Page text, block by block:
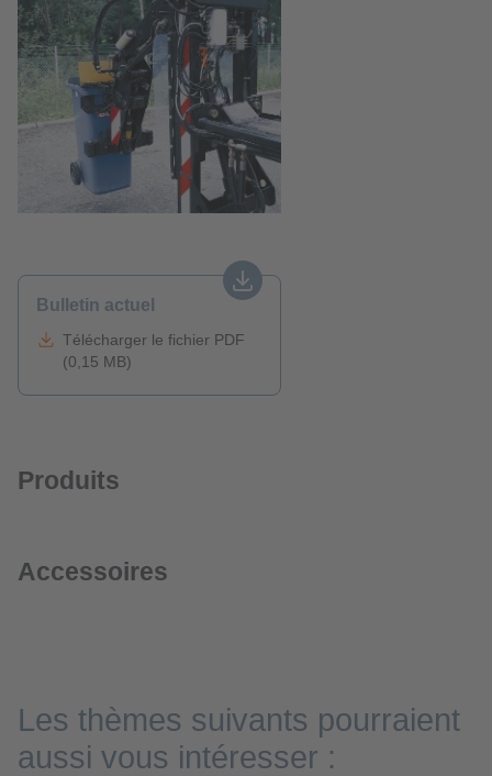
Bulletin actuel
Télécharger le fichier PDF
(0,15 MB)
Produits
Accessoires
Les thèmes suivants pourraient
aussi vous intéresser :